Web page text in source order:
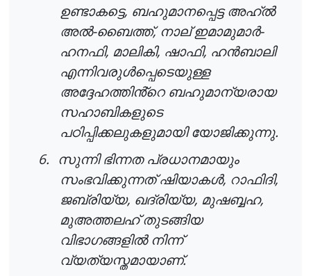
ഉണ്ടാകട്ടെ, ബഹുമാനപ്പെട്ട അഹ്ൽ
അൽ-ബൈത്ത്,നാല് ഇമാമുമാർ-
ഹനഫി, മാലികി, ഷാഫി, ഹൻബാലി
എന്നിവരുൾപ്പെടെയുള്ള
അദ്ദേഹത്തിൻ്റെ ബഹുമാന്യരായ
സഹാബികളുടെ
പഠിപ്പിക്കലുകളുമായി യോജിക്കുന്നു.
6.
സുന്നി ഭിന്നത പ്രധാനമായും
സംഭവിക്കുന്നത് ഷിയാകൾ, റാഫിദി,
ജബ്രിയ്യ, ഖദ്രിയ്യ, മുഷബ്ബഹ,
മുഅത്തലഹ് തുടങ്ങിയ
വിഭാഗങ്ങളിൽ നിന്ന്
വ്യത്യസ്തമായാണ്.